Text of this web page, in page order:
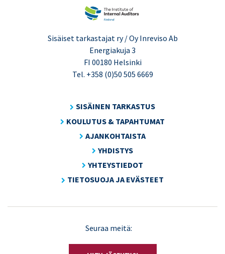
Sisäiset tarkastajat ry / Oy Inreviso Ab
Energiakuja 3
FI 00180 Helsinki
Tel. +358 (0)50 505 6669
SISÄINEN TARKASTUS
KOULUTUS & TAPAHTUMAT
AJANKOHTAISTA
YHDISTYS
YHTEYSTIEDOT
TIETOSUOJA JA EVÄSTEET
Seuraa meitä: